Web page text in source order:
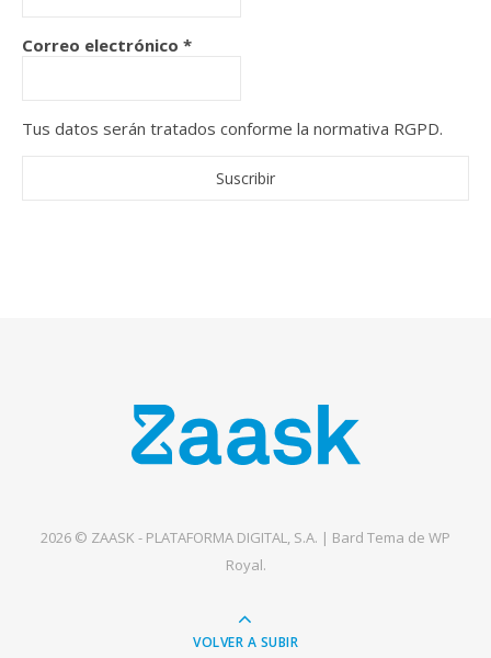
Correo electrónico *
Tus datos serán tratados conforme la normativa RGPD.
2026 © ZAASK - PLATAFORMA DIGITAL, S.A. | Bard Tema de WP
Royal.
VOLVER A SUBIR